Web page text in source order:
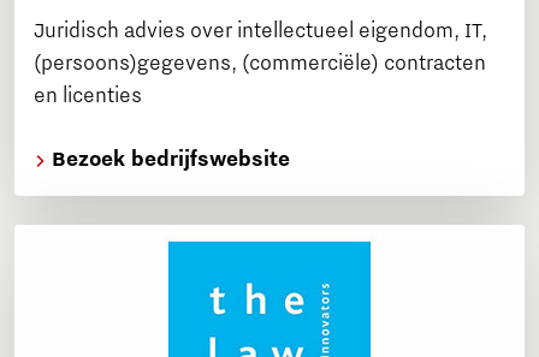
Juridisch advies over intellectueel eigendom, IT,
(persoons)gegevens, (commerciële) contracten
en licenties
Bezoek bedrijfswebsite